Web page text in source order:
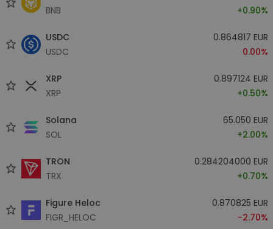
BNB
+0.90%
USDC
USDC
0.864817 EUR
0.00%
XRP
XRP
0.897124 EUR
+0.50%
Solana
SOL
65.050 EUR
+2.00%
TRON
TRX
0.284204000 EUR
+0.70%
Figure Heloc
FIGR_HELOC
0.870825 EUR
-2.70%